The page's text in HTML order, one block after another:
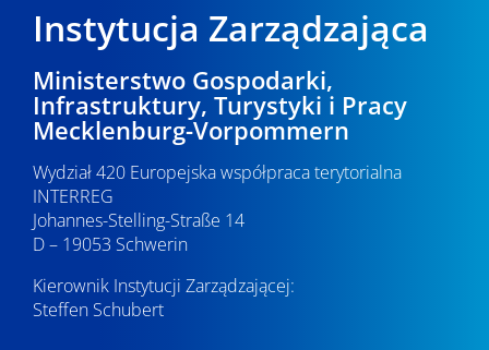
Instytucja Zarządzająca
Ministerstwo Gospodarki,
Infrastruktury, Turystyki i Pracy
Mecklenburg-Vorpommern
Wydział 420 Europejska współpraca terytorialna
INTERREG
Johannes-Stelling-Straße 14
D – 19053 Schwerin
Kierownik Instytucji Zarządzającej:
Steffen Schubert